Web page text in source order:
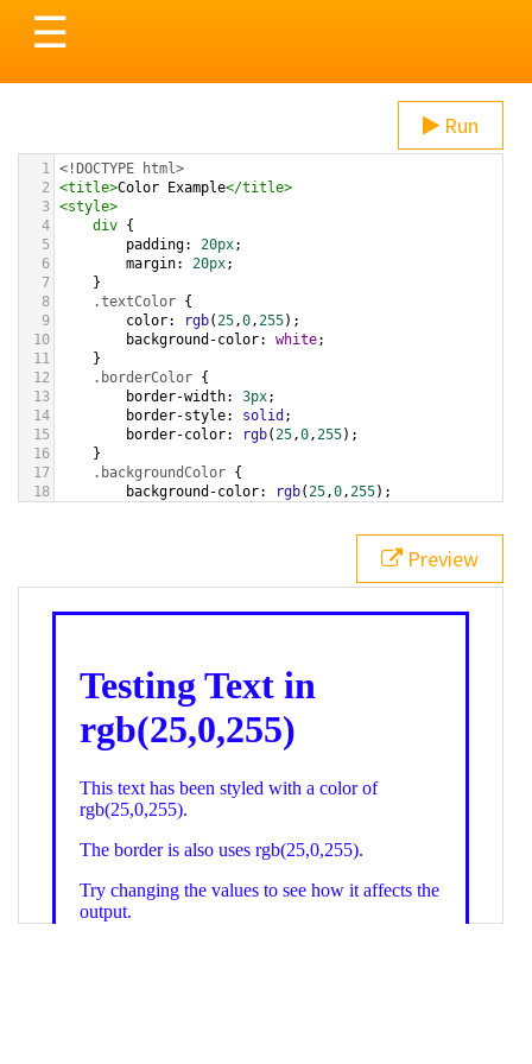
Toggle
navigation
☰
Run
1 <!DOCTYPE html>
2
<title>Color Example</title>
3 <style>
4
div {
5
padding: 20px;
6
margin: 20px;
7
}
8
.textColor {
9
color: rgb(25,0,255);
10
background-color: white;
11
}
12
.borderColor {
13
border-width: 3px;
14
border-style: solid ;
15
border-color: rgb(25,0,255);
16
}
17
.backgroundColor {
18
background-color: rgb(25,0,255);
bottom ,
white, rgb(25,0,255));
div class="textColor borderColor"
< h1>Testing Text in rgb(25,0,255)
Preview